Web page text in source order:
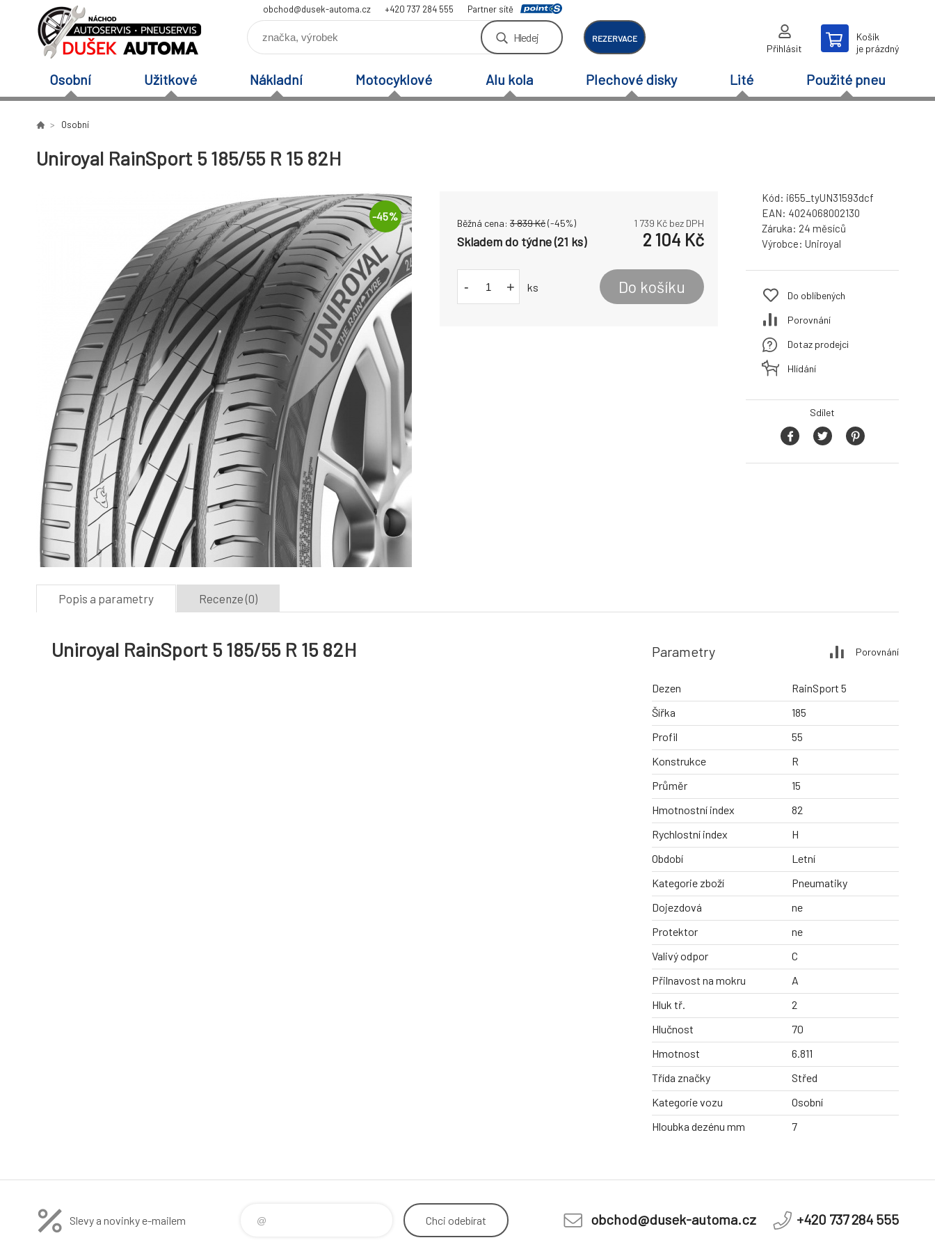
obchod@dusek-automa.cz +420 737 284 555 Partner sítě
Hledej REZERVACE
Přihlásit
Košík
je prázdný
Osobní Užitkové Nákladní Motocyklové Alu kola Plechové disky Lité Použité pneu
Osobní
Uniroyal RainSport 5 185/55 R 15 82H
-45%
Běžná cena: 3 839Kč(-45%) 1 739 Kč bez DPH
Skladem do týdne (21 ks) 2 104 Kč
- + ks Do košíku
Kód: i655_tyUN31593dcf
EAN: 4024068002130
Záruka: 24 měsíců
Výrobce: Uniroyal
Do oblíbených
Porovnání
Dotaz prodejci
Hlídání
Sdílet
Popis a parametry Recenze (0)
Uniroyal RainSport 5 185/55 R 15 82H Parametry Porovnání
Dezen
RainSport 5
Šířka
185
Profil
55
Konstrukce
R
Průměr
15
Hmotnostní index
82
Rychlostní index
H
Období
Letní
Kategorie zboží
Pneumatiky
Dojezdová
ne
Protektor
ne
Valivý odpor
C
Přilnavost na mokru
A
Hluk tř.
2
Hlučnost
70
Hmotnost
6.811
Třída značky
Střed
Kategorie vozu
Osobní
Hloubka dezénu mm
7
Slevy a novinky e-mailem Chci odebírat obchod@dusek-automa.cz +420 737 284 555